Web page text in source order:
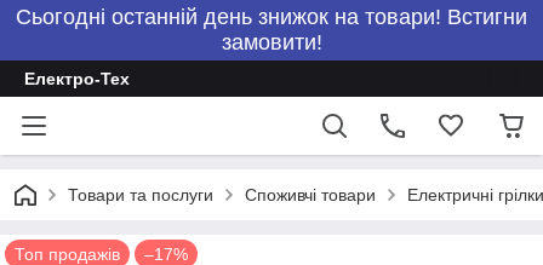
Сьогодні останній день знижок на товари! Встигни
замовити!
Електро-Тех
Товари та послуги Споживчі товари Електричні
Топ продажів –17%